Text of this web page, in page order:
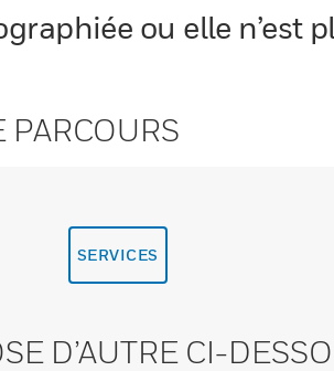
ou elle n’est
PARCOURS
SERVICES
D’AUTRE CI-